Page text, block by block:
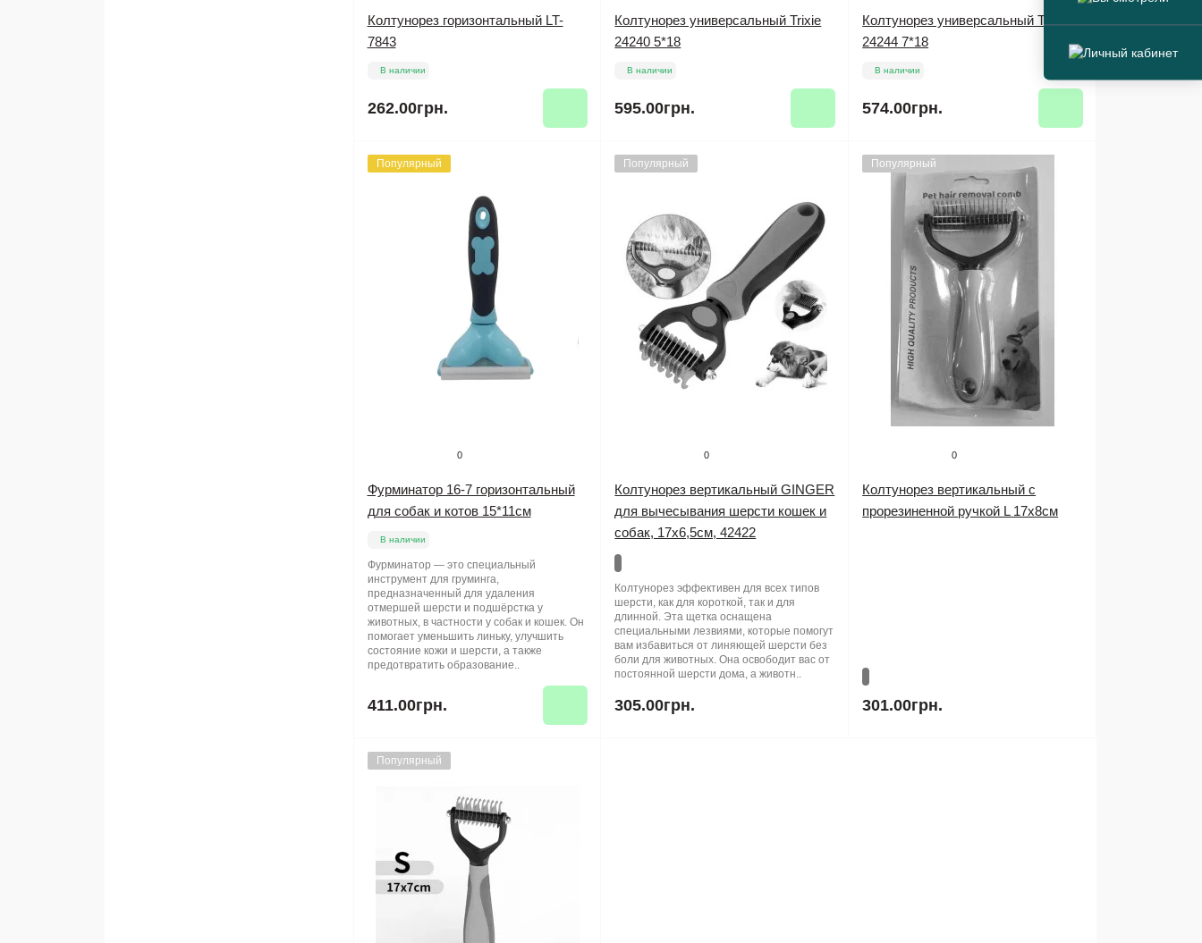
Колтунорез горизонтальный LT-
7843
В наличии
262.00грн.
Колтунорез универсальный Trixie
24240 5*18
В наличии
595.00грн.
Колтунорез универсальный Trixie
24244 7*18
В наличии
574.00грн.
Популярный
0
Фурминатор 16-7 горизонтальный
для собак и котов 15*11см
В наличии
Фурминатор — это специальный
инструмент для груминга,
предназначенный для удаления
отмершей шерсти и подшёрстка у
животных, в частности у собак и кошек. Он
помогает уменьшить линьку, улучшить
состояние кожи и шерсти, а также
предотвратить образование..
411.00грн.
Популярный
0
Колтунорез вертикальный GINGER
для вычесывания шерсти кошек и
собак, 17х6,5см, 42422
Колтунорез эффективен для всех типов
шерсти, как для короткой, так и для
длинной. Эта щетка оснащена
специальными лезвиями, которые помогут
вам избавиться от линяющей шерсти без
боли для животных. Она освободит вас от
постоянной шерсти дома, а животн..
305.00грн.
Популярный
0
Колтунорез вертикальный с
прорезиненной ручкой L 17х8см
301.00грн.
Популярный